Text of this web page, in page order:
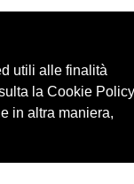
utili alle finalità
la Cookie
in altra maniera,